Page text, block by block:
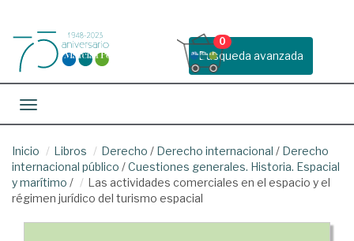
Busqueda avanzada
0
Toggle navigation
Inicio Libros Derecho / Derecho internacional / Derecho
internacional público /Cuestiones generales. Historia. Espacial
y marítimo /
Las actividades comerciales en el espacio y el
régimen jurídico del turismo espacial